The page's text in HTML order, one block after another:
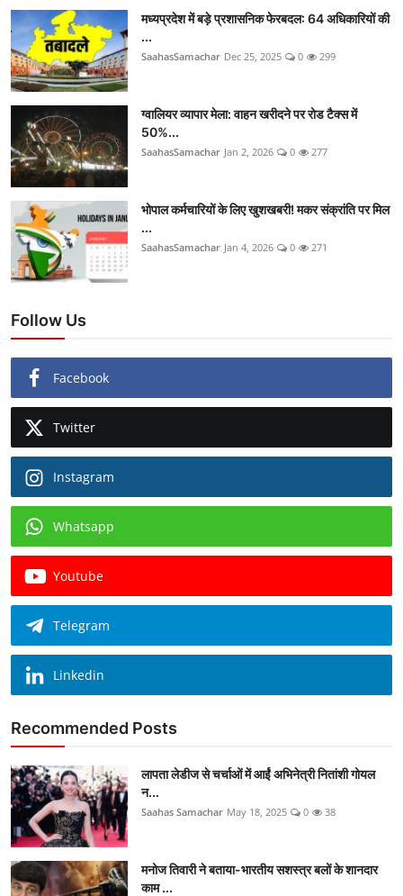
मध्यप्रदेश में बड़े प्रशासनिक फेरबदल: 64 अधिकारियों की
...
SaahasSamachar Dec 25, 2025 0 299
ग्वालियर व्यापार मेला: वाहन खरीदने पर रोड टैक्स में
50%...
SaahasSamachar Jan 2, 2026 0 277
भोपाल कर्मचारियों के लिए खुशखबरी! मकर संक्रांति पर मिल
...
SaahasSamachar Jan 4, 2026 0 271
Follow Us
Facebook
Twitter
Instagram
Whatsapp
Youtube
Telegram
Linkedin
Recommended Posts
लापता लेडीज से चर्चाओं में आईं अभिनेत्री नितांशी गोयल
न...
Saahas Samachar May 18, 2025 0 38
मनोज तिवारी ने बताया-भारतीय सशस्त्र बलों के शानदार
काम ...